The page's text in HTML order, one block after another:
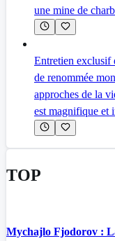
une mine de
Entretien exclusif
de renommée
approches de la
est magnifique et
TOP
Mychajlo Fjodorov :